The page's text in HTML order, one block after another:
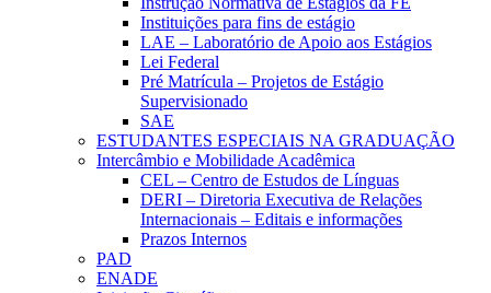
Instituições para fins de estágio
LAE – Laboratório de Apoio aos Estágios
Lei Federal
Pré Matrícula – Projetos de Estágio
Supervisionado
SAE
ESTUDANTES ESPECIAIS NA GRADUAÇÃO
Intercâmbio e Mobilidade Acadêmica
CEL – Centro de Estudos de Línguas
DERI – Diretoria Executiva de Relações
Internacionais – Editais e informações
Prazos Internos
PAD
ENADE